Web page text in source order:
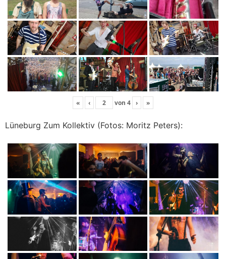
« ‹ von 4 › »
Lüneburg Zum Kollektiv (Fotos: Moritz Peters):